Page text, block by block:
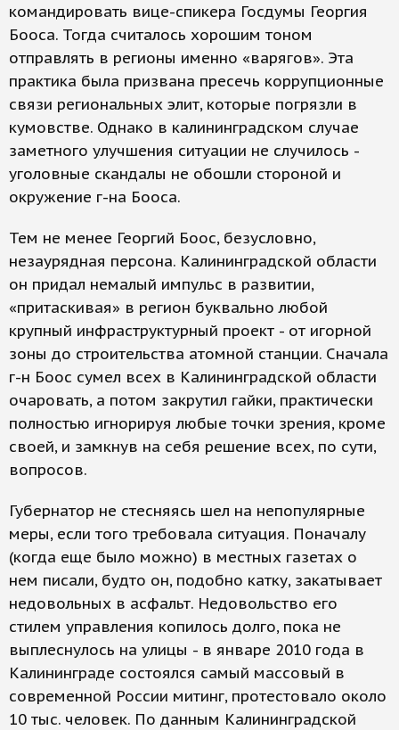
командировать вице-спикера Госдумы Георгия
Бооса. Тогда считалось хорошим тоном
отправлять в регионы именно «варягов». Эта
практика была призвана пресечь коррупционные
связи региональных элит, которые погрязли в
кумовстве. Однако в калининградском случае
заметного улучшения ситуации не случилось -
уголовные скандалы не обошли стороной и
окружение г-на Бооса.
Тем не менее Георгий Боос, безусловно,
незаурядная персона. Калининградской области
он придал немалый импульс в развитии,
«притаскивая» в регион буквально любой
крупный инфраструктурный проект - от игорной
зоны до строительства атомной станции. Сначала
г-н Боос сумел всех в Калининградской области
очаровать, а потом закрутил гайки, практически
полностью игнорируя любые точки зрения, кроме
своей, и замкнув на себя решение всех, по сути,
вопросов.
Губернатор не стесняясь шел на непопулярные
меры, если того требовала ситуация. Поначалу
(когда еще было можно) в местных газетах о
нем писали, будто он, подобно катку, закатывает
недовольных в асфальт. Недовольство его
стилем управления копилось долго, пока не
выплеснулось на улицы - в январе 2010 года в
Калининграде состоялся самый массовый в
современной России митинг, протестовало около
10 тыс. человек. По данным Калининградской